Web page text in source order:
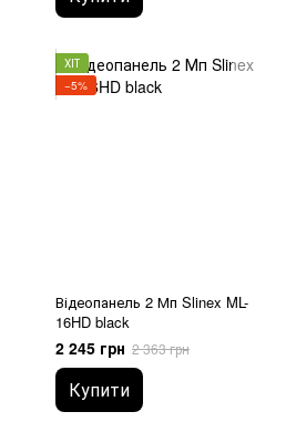
ХІТ
−5%
Відеопанель 2 Мп Slinex ML-
16HD black
2 245 грн 2 363 грн
Купити